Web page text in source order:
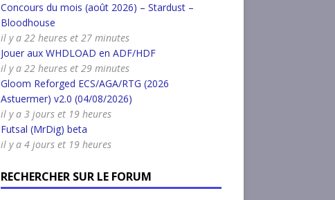
Concours du mois (août 2026) – Stardust –
Bloodhouse
il y a 22 heures et 27 minutes
Jouer aux WHDLOAD en ADF/HDF
il y a 22 heures et 29 minutes
Gloom Reforged ECS/AGA/RTG (2026
Astuermer) v2.0 (04/08/2026)
il y a 3 jours et 19 heures
Futsal (MrDig) beta
il y a 4 jours et 19 heures
RECHERCHER SUR LE FORUM